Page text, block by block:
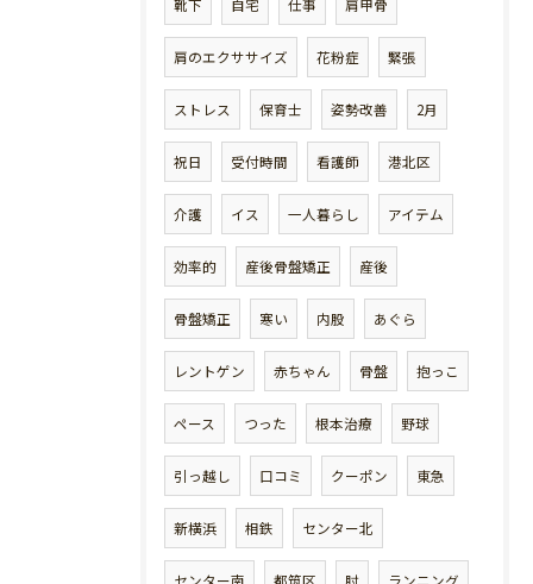
靴下 自宅 仕事 肩甲骨
肩のエクササイズ 花粉症 緊張
ストレス 保育士 姿勢改善 2月
祝日 受付時間 看護師 港北区
介護 イス 一人暮らし アイテム
効率的 産後骨盤矯正 産後
骨盤矯正 寒い 内股 あぐら
レントゲン 赤ちゃん 骨盤 抱っこ
ペース つった 根本治療 野球
引っ越し 口コミ クーポン 東急
新横浜 相鉄 センター北